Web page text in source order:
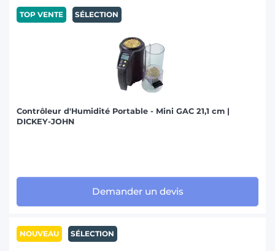
TOP VENTE SÉLECTION
Contrôleur d'Humidité Portable - Mini GAC 21,1 cm |
DICKEY-JOHN
Demander un devis
NOUVEAU SÉLECTION